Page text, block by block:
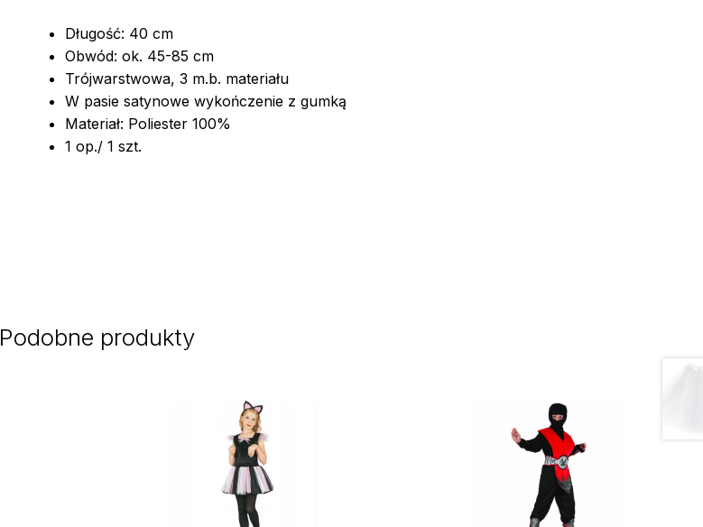
Długość: 40 cm
Obwód: ok. 45-85 cm
Trójwarstwowa, 3 m.b. materiału
W pasie satynowe wykończenie z gumką
Materiał: Poliester 100%
1 op./ 1 szt.
Podobne produkty